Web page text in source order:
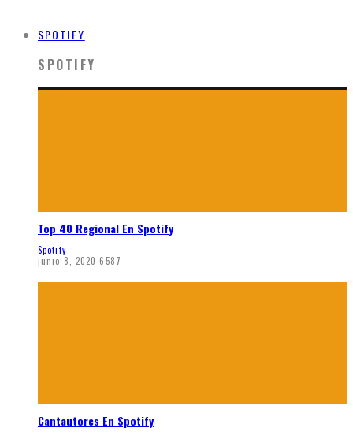
SPOTIFY
SPOTIFY
Top 40 Regional En Spotify
Spotify
junio 8, 2020 6587
Cantautores En Spotify